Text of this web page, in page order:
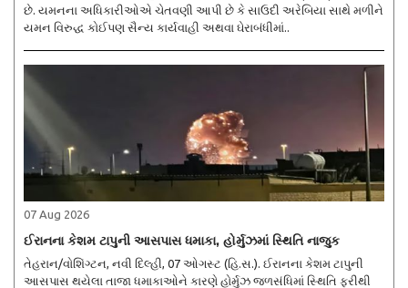
છે. યમનના અધિકારીઓએ ચેતવણી આપી છે કે સાઉદી અરેબિયા સાથે મળીને
યમન વિરુદ્ધ કોઈપણ સૈન્ય કાર્યવાહી અથવા ઘેરાબંધીમાં..
07 Aug 2026
ઈરાનના કેશમ ટાપુની આસપાસ ધમાકા, હોર્મુઝમાં સ્થિતિ નાજુક
તેહરાન/વોશિંગ્ટન, નવી દિલ્હી, 07 ઓગસ્ટ (હિ.સ.). ઈરાનના કેશમ ટાપુની
આસપાસ થયેલા તાજા ધમાકાઓને કારણે હોર્મુઝ જળસંધિમાં સ્થિતિ ફરીથી